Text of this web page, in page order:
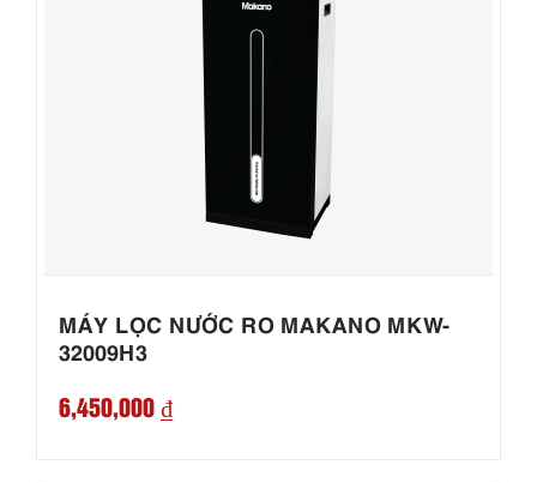
MÁY LỌC NƯỚC RO MAKANO MKW-
32009H3
6,450,000 ₫